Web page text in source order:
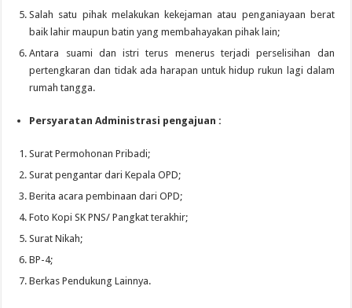
Salah satu pihak melakukan kekejaman atau penganiayaan berat
baik lahir maupun batin yang membahayakan pihak lain;
Antara suami dan istri terus menerus terjadi perselisihan dan
pertengkaran dan tidak ada harapan untuk hidup rukun lagi dalam
rumah tangga.
Persyaratan Administrasi pengajuan :
Surat Permohonan Pribadi;
Surat pengantar dari Kepala OPD;
Berita acara pembinaan dari OPD;
Foto Kopi SK PNS/ Pangkat terakhir;
Surat Nikah;
BP-4;
Berkas Pendukung Lainnya.